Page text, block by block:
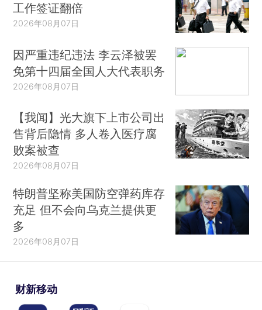
工作签证翻倍
2026年08月07日
因严重违纪违法 李云泽被罢
免第十四届全国人大代表职务
2026年08月07日
【我闻】光大旗下上市公司出
售背后隐情 多人卷入医疗腐
败案被查
2026年08月07日
特朗普坚称美国防空弹药库存
充足 但不会向乌克兰提供更
多
2026年08月07日
财新移动